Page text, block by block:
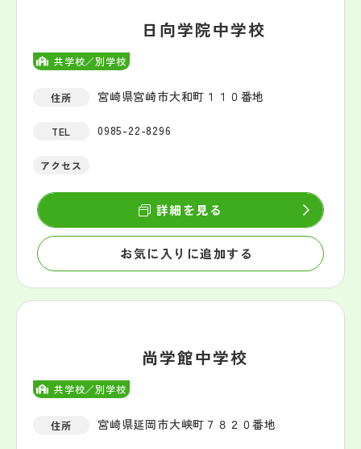
共学校／別学校
日向学院中学校
住所 宮崎県宮崎市大和町１１０番地
TEL 0985-22-8296
アクセス
お気に入りに追加する
詳細を見る
共学校／別学校
尚学館中学校
住所 宮崎県延岡市大峡町７８２０番地